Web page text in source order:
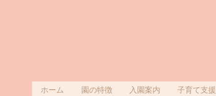
ホーム 園の特徴 入園案内 子育て支援